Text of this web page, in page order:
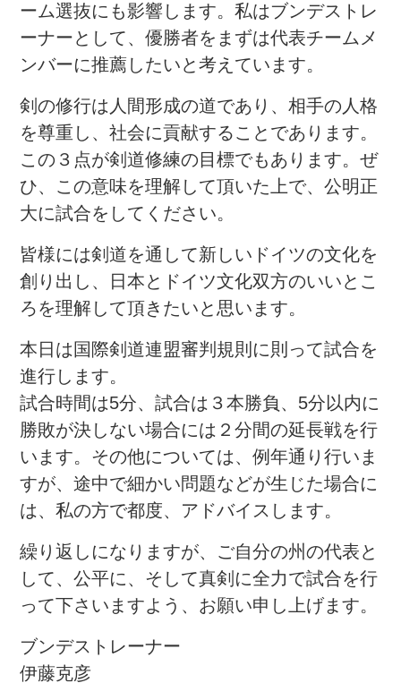
ーム選抜にも影響します。私はブンデストレ
ーナーとして、優勝者をまずは代表チームメ
ンバーに推薦したいと考えています。
剣の修行は人間形成の道であり、相手の人格
を尊重し、社会に貢献することであります。
この３点が剣道修練の目標でもあります。ぜ
ひ、この意味を理解して頂いた上で、公明正
大に試合をしてください。
皆様には剣道を通して新しいドイツの文化を
創り出し、日本とドイツ文化双方のいいとこ
ろを理解して頂きたいと思います。
本日は国際剣道連盟審判規則に則って試合を
進行します。
試合時間は5分、試合は３本勝負、5分以内に
勝敗が決しない場合には２分間の延長戦を行
います。その他については、例年通り行いま
すが、途中で細かい問題などが生じた場合に
は、私の方で都度、アドバイスします。
繰り返しになりますが、ご自分の州の代表と
して、公平に、そして真剣に全力で試合を行
って下さいますよう、お願い申し上げます。
ブンデストレーナー
伊藤克彦